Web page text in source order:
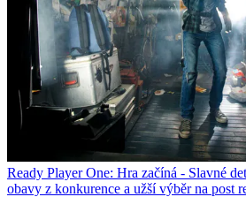
Ready Player One: Hra začíná - Slavné
obavy z konkurence a užší výběr na post